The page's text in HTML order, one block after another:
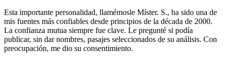
Esta importante personalidad, llamémosle Míster. S., ha sido una de
mis fuentes más confiables desde principios de la década de 2000.
La confianza mutua siempre fue clave. Le pregunté si podía
publicar, sin dar nombres, pasajes seleccionados de su análisis. Con
preocupación, me dio su consentimiento.